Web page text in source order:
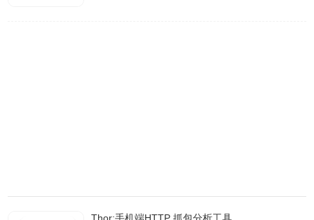
WireShark使用方法